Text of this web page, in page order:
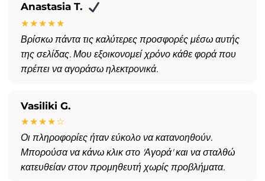
Anastasia T.
★★★★★
Βρίσκω πάντα τις καλύτερες προσφορές μέσω αυτής
της σελίδας. Μου εξοικονομεί χρόνο κάθε φορά που
πρέπει να αγοράσω ηλεκτρονικά.
Vasiliki G.
★★★★☆
Οι πληροφορίες ήταν εύκολο να κατανοηθούν.
Μπορούσα να κάνω κλικ στο 'Αγορά' και να σταλθώ
κατευθείαν στον προμηθευτή χωρίς προβλήματα.